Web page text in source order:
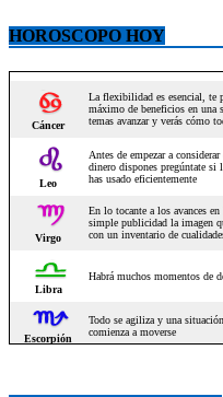
HOROSCOPO HOY